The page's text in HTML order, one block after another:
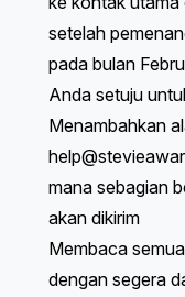
setelah
pada bulan
Anda setuju
Menambahkan
mana sebagian
akan dikirim
Membaca
dengan segera